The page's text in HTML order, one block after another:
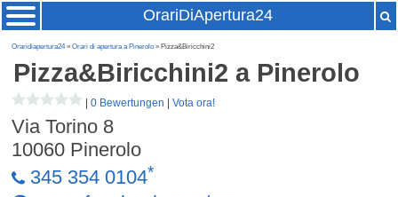
OrariDiApertura24
Oraridiapertura24»Orari di apertura a Pinerolo » Pizza&Biricchini2
Pizza&Biricchini2 a Pinerolo
|0 Bewertungen |Vota ora!
Via Torino 8
10060 Pinerolo
345 354 0104*